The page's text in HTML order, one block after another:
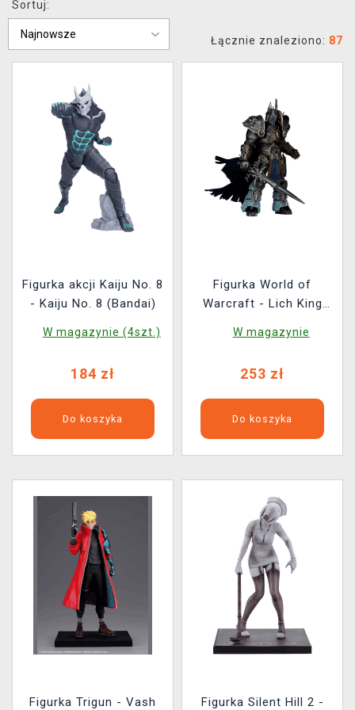
XZONE KLUB
Sortuj:
Łącznie znaleziono: 87
Figurka akcji Kaiju No. 8
- Kaiju No. 8 (Bandai)
W magazynie (4szt.)
184 zł
Do koszyka
Figurka World of
Warcraft - Lich King
W magazynie
253 zł
Do koszyka
Figurka Trigun - Vash
Figurka Silent Hill 2 -